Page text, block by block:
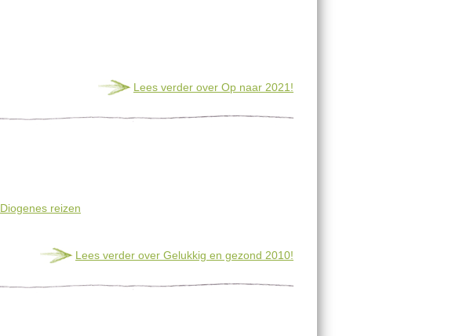
Lees verder over Op naar 2021!
Diogenes reizen
Lees verder over Gelukkig en gezond 2010!